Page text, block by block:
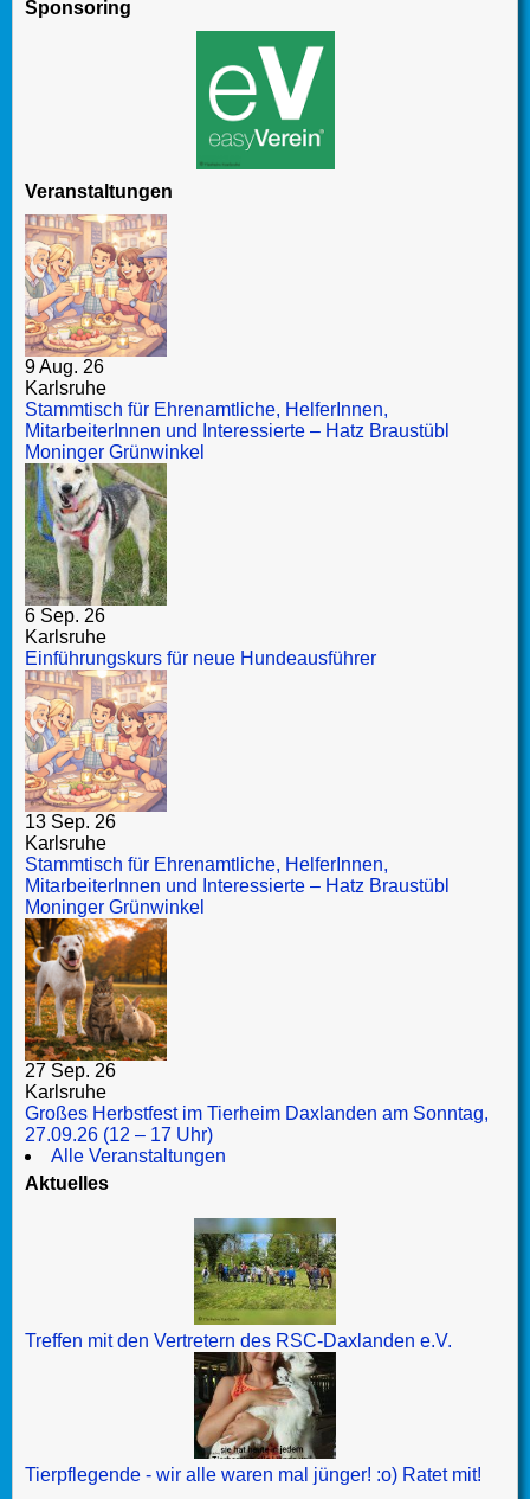
Sponsoring
Veranstaltungen
9 Aug. 26
Karlsruhe
Stammtisch für Ehrenamtliche, HelferInnen,
MitarbeiterInnen und Interessierte – Hatz Braustübl
Moninger Grünwinkel
6 Sep. 26
Karlsruhe
Einführungskurs für neue Hundeausführer
13 Sep. 26
Karlsruhe
Stammtisch für Ehrenamtliche, HelferInnen,
MitarbeiterInnen und Interessierte – Hatz Braustübl
Moninger Grünwinkel
27 Sep. 26
Karlsruhe
Großes Herbstfest im Tierheim Daxlanden am Sonntag,
27.09.26 (12 – 17 Uhr)
Alle Veranstaltungen
Aktuelles
Treffen mit den Vertretern des RSC-Daxlanden e.V.
Tierpflegende - wir alle waren mal jünger! :o) Ratet mit!